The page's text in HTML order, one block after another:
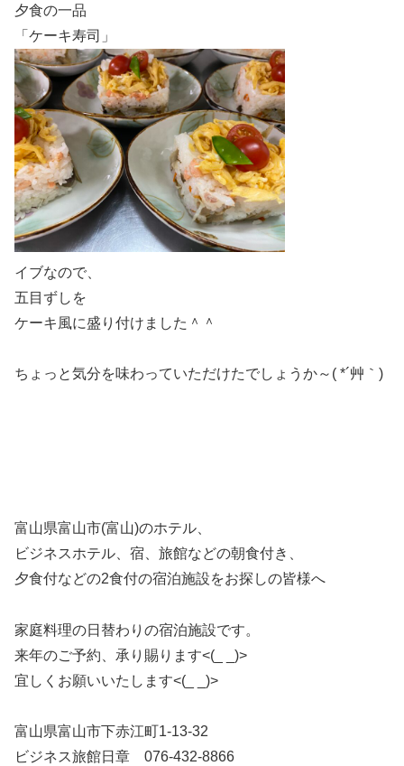
夕食の一品
「ケーキ寿司」
イブなので、
五目ずしを
ケーキ風に盛り付けました＾＾
ちょっと気分を味わっていただけたでしょうか～( *´艸｀)
富山県富山市(富山)のホテル、
ビジネスホテル、宿、旅館などの朝食付き、
夕食付などの2食付の宿泊施設をお探しの皆様へ
家庭料理の日替わりの宿泊施設です。
来年のご予約、承り賜ります<(_ _)>
宜しくお願いいたします<(_ _)>
富山県富山市下赤江町1-13-32
ビジネス旅館日章 076-432-8866